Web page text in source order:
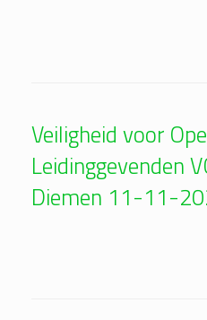
Veiligheid voor
Leidinggevenden
Diemen 11-11-